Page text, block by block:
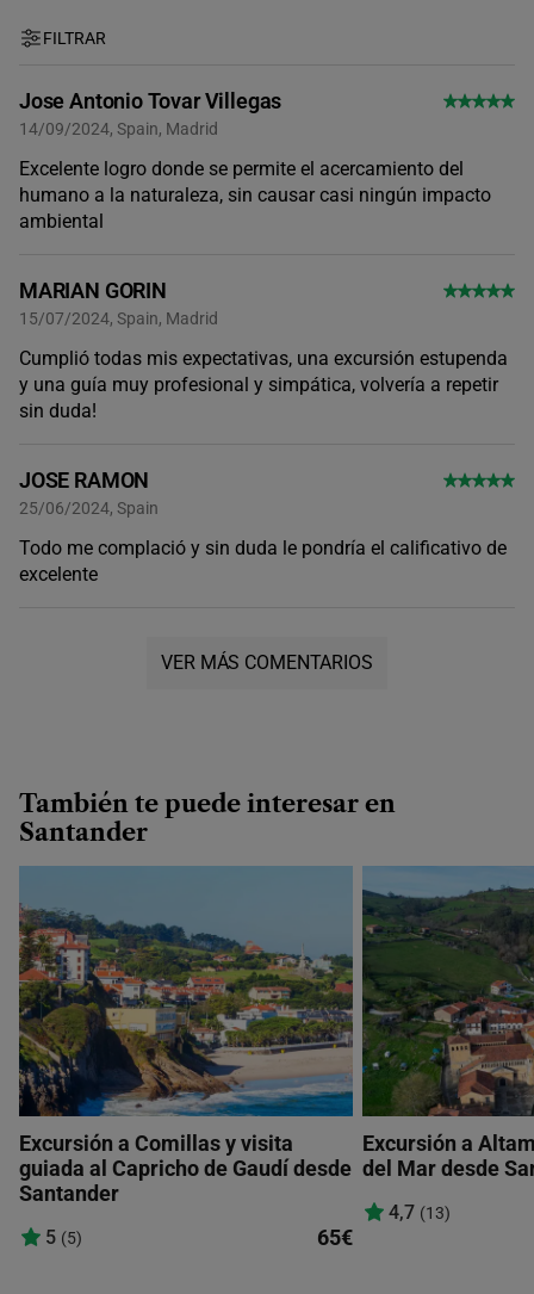
FILTRAR
Jose Antonio Tovar Villegas
14/09/2024, Spain, Madrid
Excelente logro donde se permite el acercamiento del
humano a la naturaleza, sin causar casi ningún impacto
ambiental
MARIAN GORIN
15/07/2024, Spain, Madrid
Cumplió todas mis expectativas, una excursión estupenda
y una guía muy profesional y simpática, volvería a repetir
sin duda!
JOSE RAMON
25/06/2024, Spain
Todo me complació y sin duda le pondría el calificativo de
excelente
VER MÁS COMENTARIOS
También te puede interesar en
Santander
Excursión a Comillas y visita
guiada al Capricho de Gaudí desde
Santander
5 (5) 65€
Excursión a
del Mar desde
4,7 (13)